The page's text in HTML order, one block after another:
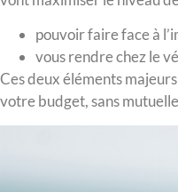
pouvoir faire face à
vous rendre chez le
Ces deux éléments
votre budget, sans